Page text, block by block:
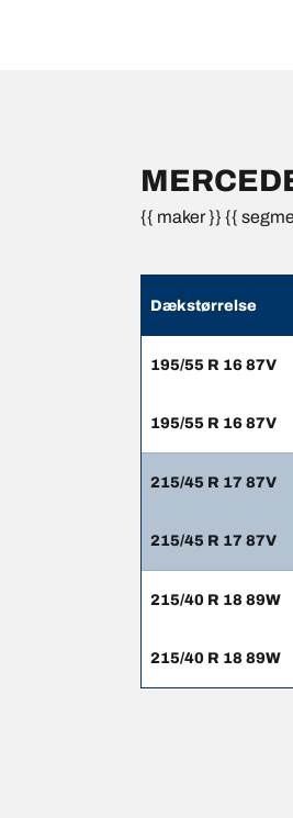
{{ maker }} {{
Dækstørrelse
195/55 R 16 87V
195/55 R 16 87V
215/45 R 17 87V
215/45 R 17 87V
215/40 R 18 89W
215/40 R 18 89W